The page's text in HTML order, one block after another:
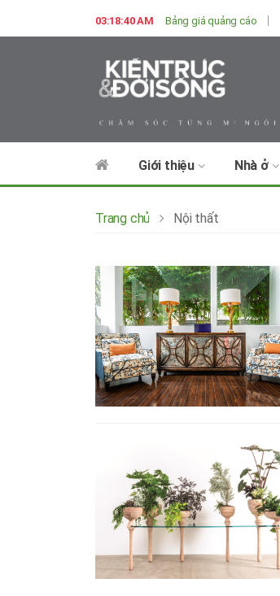
03:18:41 AM Bảng giá quảng cáo
Giới thiệu Nhà ở
Trang chủ Nội thất